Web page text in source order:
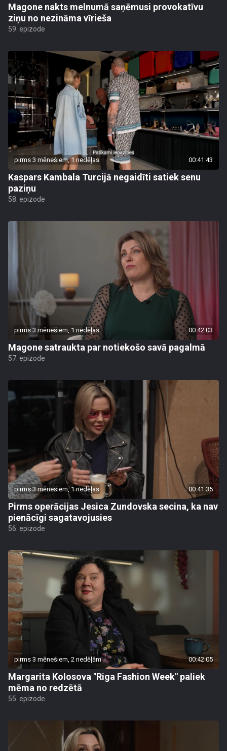
Magone nakts melnumā saņēmusi provokatīvu
ziņu no nezināma vīrieša
59. epizode
pirms 3 mēnešiem, 1 nedēļas 00:41:43
Kaspars Kambala Turcijā negaidīti satiek senu
paziņu
58. epizode
pirms 3 mēnešiem, 1 nedēļas 00:42:03
Magone satraukta par notiekošo savā pagalmā
57. epizode
pirms 3 mēnešiem, 1 nedēļas 00:41:35
Pirms operācijas Jesica Zundovska secina, ka nav
pienācīgi sagatavojusies
56. epizode
pirms 3 mēnešiem, 2 nedēļām 00:42:05
Margarita Kolosova "Riga Fashion Week" paliek
mēma no redzētā
55. epizode